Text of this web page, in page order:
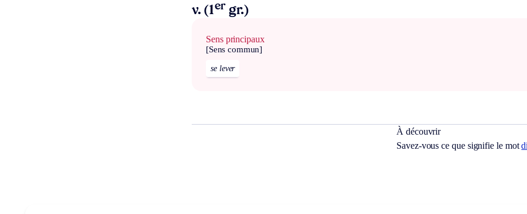
v. (1er gr.)
Sens principaux
[Sens commun]
se lever
À découvrir
Savez-vous ce que signifie le mot